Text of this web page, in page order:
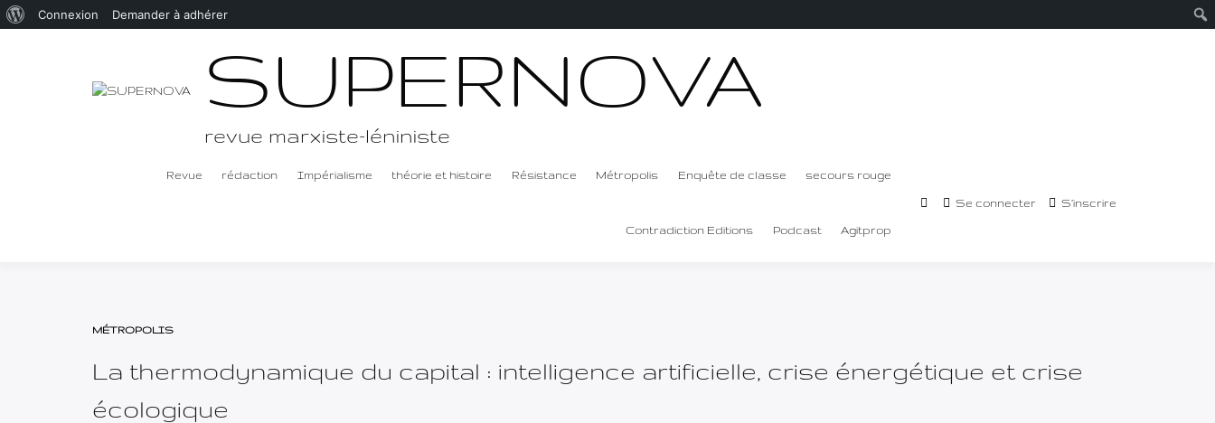
SUPERNOVA
revue marxiste-léniniste
Revue rédaction Impérialisme théorie et histoire Résistance Métropolis Enquête de classe secours rouge
Contradiction Editions Podcast Agitprop
Se connecter S’inscrire
MÉTROPOLIS
La thermodynamique du capital : intelligence artificielle, crise énergétique et crise
écologique
Connexion Demander à adhérer